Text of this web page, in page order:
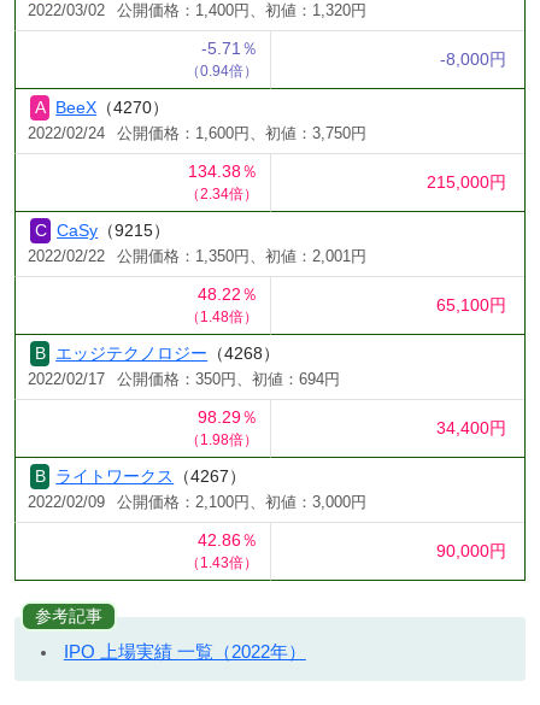
2022/03/02 公開価格：1,400円、初値：1,320円
-5.71％
（0.94倍）
-8,000円
BeeX （4270）
2022/02/24 公開価格：1,600円、初値：3,750円
134.38％
（2.34倍）
215,000円
CaSy （9215）
2022/02/22 公開価格：1,350円、初値：2,001円
48.22％
（1.48倍）
65,100円
エッジテクノロジー （4268）
2022/02/17 公開価格：350円、初値：694円
98.29％
（1.98倍）
34,400円
ライトワークス （4267）
2022/02/09 公開価格：2,100円、初値：3,000円
42.86％
（1.43倍）
90,000円
参考記事
IPO 上場実績 一覧（2022年）